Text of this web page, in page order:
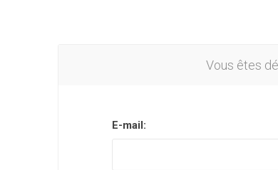
Vous êtes
E-mail: